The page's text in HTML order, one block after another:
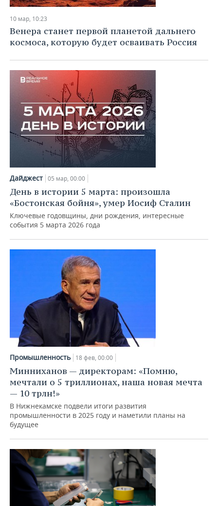
10 мар, 10:23
Венера станет первой планетой дальнего
космоса, которую будет осваивать Россия
Дайджест 05 мар, 00:00
День в истории 5 марта: произошла
«Бостонская бойня», умер Иосиф Сталин
Ключевые годовщины, дни рождения, интересные
события 5 марта 2026 года
Промышленность 18 фев, 00:00
Минниханов — директорам: «Помню,
мечтали о 5 триллионах, наша новая мечта
— 10 трлн!»
В Нижнекамске подвели итоги развития
промышленности в 2025 году и наметили планы на
будущее